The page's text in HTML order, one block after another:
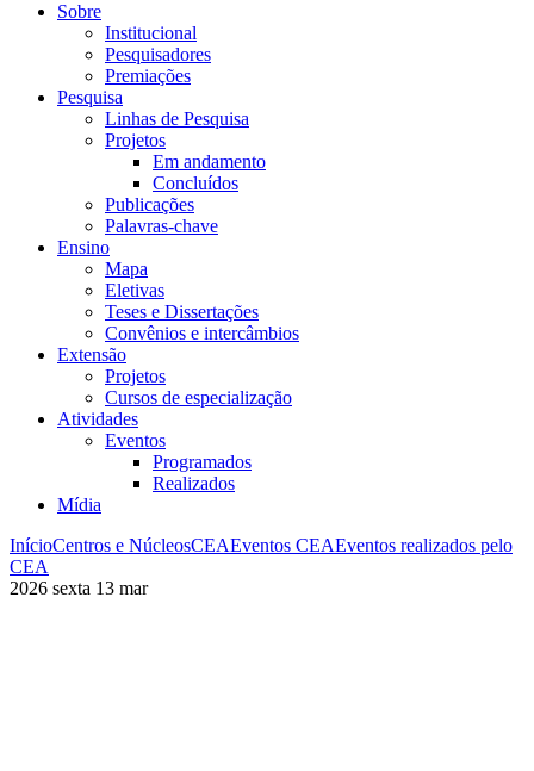
Sobre
Institucional
Pesquisadores
Premiações
Pesquisa
Linhas de Pesquisa
Projetos
Em andamento
Concluídos
Publicações
Palavras-chave
Ensino
Mapa
Eletivas
Teses e Dissertações
Convênios e intercâmbios
Extensão
Projetos
Cursos de especialização
Atividades
Eventos
Programados
Realizados
Mídia
InícioCentros e NúcleosCEAEventos CEAEventos realizados pelo
CEA
2026 sexta 13 mar